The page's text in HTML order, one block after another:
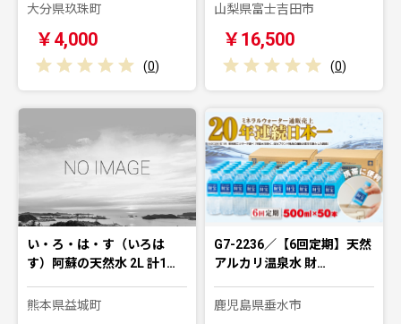
大分県玖珠町
￥4,000
(0)
山梨県富士吉田市
￥16,500
(0)
い・ろ・は・す（いろは
す）阿蘇の天然水 2L 計1…
熊本県益城町
G7-2236／【6回定期】天然
アルカリ温泉水 財…
鹿児島県垂水市